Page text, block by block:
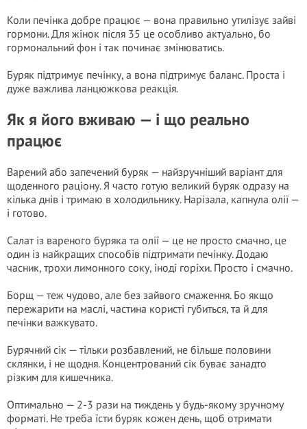
Коли печінка добре працює — вона правильно утилізує зайві
гормони. Для жінок після 35 це особливо актуально, бо
гормональний фон і так починає змінюватись.
Буряк підтримує печінку, а вона підтримує баланс. Проста і
дуже важлива ланцюжкова реакція.
Як я його вживаю — і що реально
працює
Варений або запечений буряк — найзручніший варіант для
щоденного раціону. Я часто готую великий буряк одразу на
кілька днів і тримаю в холодильнику. Нарізала, капнула олії —
і готово.
Салат із вареного буряка та олії — це не просто смачно, це
один із найкращих способів підтримати печінку. Додаю
часник, трохи лимонного соку, іноді горіхи. Просто і смачно.
Борщ — теж чудово, але без зайвого смаження. Бо якщо
пережарити на маслі, частина користі губиться, та й для
печінки важкувато.
Бурячний сік — тільки розбавлений, не більше половини
склянки, і не щодня. Концентрований сік буває занадто
різким для кишечника.
Оптимально — 2-3 рази на тиждень у будь-якому зручному
форматі. Не треба їсти буряк кожен день, щоб отримати